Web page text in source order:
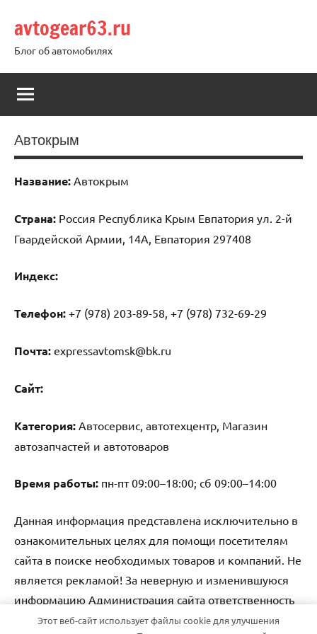
содержимому
avtogear63.ru
Блог об автомобилях
Автокрым
Название: Автокрым
Страна: Россия Республика Крым Евпатория ул. 2-й
Гвардейской Армии, 14А, Евпатория 297408
Индекс:
Телефон: +7 (978) 203-89-58, +7 (978) 732-69-29
Почта: expressavtomsk@bk.ru
Cайт:
Категория: Автосервис, автотехцентр, Магазин
автозапчастей и автотоваров
Время работы: пн-пт 09:00–18:00; сб 09:00–14:00
Данная информация представлена исключительно в
ознакомительных целях для помощи посетителям
сайта в поиске необходимых товаров и компаний. Не
является рекламой! За неверную и изменившуюся
информацию Администрация сайта ответственность
не несет.
Этот веб-сайт использует файлы cookie для улучшения